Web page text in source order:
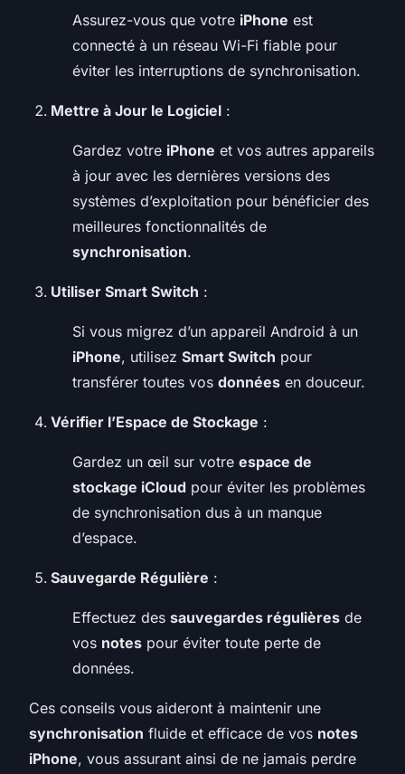
Assurez-vous que votre iPhone est
connecté à un réseau Wi-Fi fiable pour
éviter les interruptions de synchronisation.
Mettre à Jour le Logiciel :
Gardez votre iPhone et vos autres appareils
à jour avec les dernières versions des
systèmes d’exploitation pour bénéficier des
meilleures fonctionnalités de
synchronisation.
Utiliser Smart Switch :
Si vous migrez d’un appareil Android à un
iPhone, utilisez Smart Switch pour
transférer toutes vos données en douceur.
Vérifier l’Espace de Stockage :
Gardez un œil sur votre espace de
stockage iCloud pour éviter les problèmes
de synchronisation dus à un manque
d’espace.
Sauvegarde Régulière :
Effectuez des sauvegardes régulières de
vos notes pour éviter toute perte de
données.
Ces conseils vous aideront à maintenir une
synchronisation fluide et efficace de vos notes
iPhone, vous assurant ainsi de ne jamais perdre